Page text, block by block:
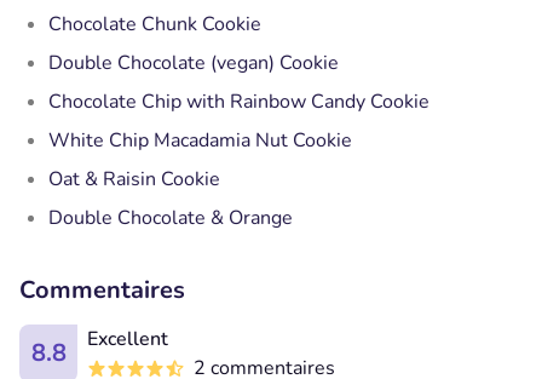
Chocolate Chunk Cookie
Double Chocolate (vegan) Cookie
Chocolate Chip with Rainbow Candy Cookie
White Chip Macadamia Nut Cookie
Oat & Raisin Cookie
Double Chocolate & Orange
Commentaires
8.8
Excellent
2 commentaires